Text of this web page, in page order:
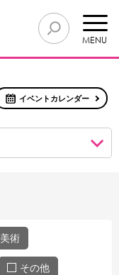
MENU
イベントカレンダー
美術
その他